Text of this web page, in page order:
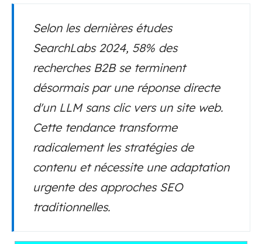
Selon les dernières études
SearchLabs 2024, 58% des
recherches B2B se terminent
désormais par une réponse directe
d'un LLM sans clic vers un site web.
Cette tendance transforme
radicalement les stratégies de
contenu et nécessite une adaptation
urgente des approches SEO
traditionnelles.